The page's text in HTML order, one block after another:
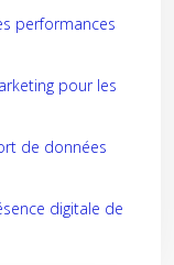
performances
pour les
de données
digitale de